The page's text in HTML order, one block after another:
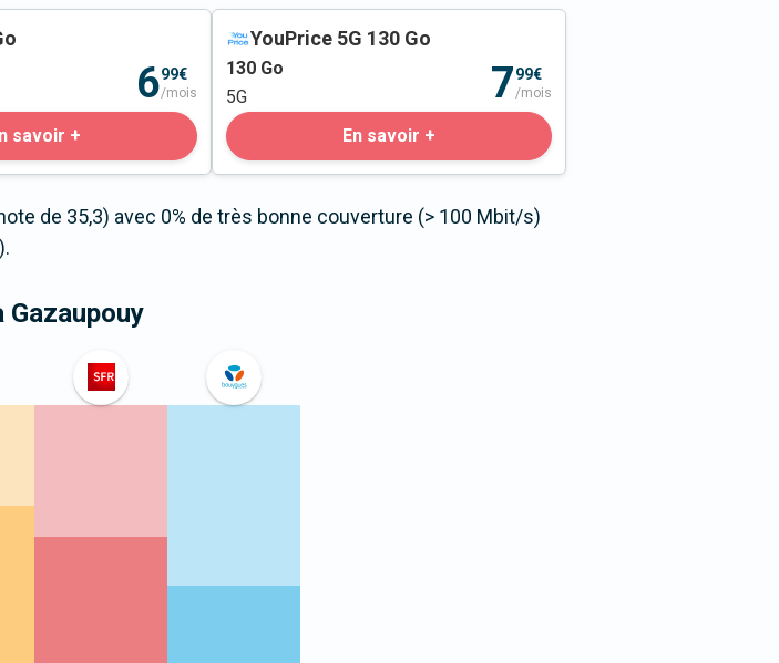
699€
/mois
savoir +
YouPrice 5G 130 Go
130 Go
5G
799€
/mois
En savoir +
de 35,3) avec 0% de très bonne couverture (> 100 Mbit/s)
Gazaupouy